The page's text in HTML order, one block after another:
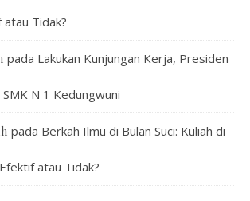
atau Tidak?
pada Lakukan Kunjungan Kerja, Presiden
SMK N 1 Kedungwuni
pada Berkah Ilmu di Bulan Suci: Kuliah di
atau Tidak?